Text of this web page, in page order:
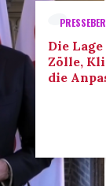
Die
Zölle,
die